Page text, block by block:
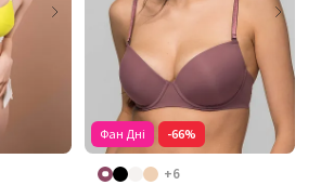
Фан Дні -66%
+6